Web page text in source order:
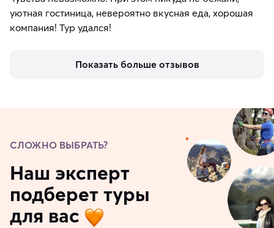
уютная гостиница, невероятно вкусная еда, хорошая
компания! Тур удался!
Показать больше отзывов
СЛОЖНО ВЫБРАТЬ?
Наш эксперт
подберет туры
для вас